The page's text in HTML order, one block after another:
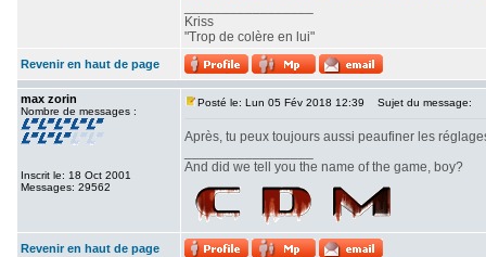
Kriss
"Trop de colère en lui"
Revenir en haut de page
max zorin
Nombre de messages :
Inscrit le: 18 Oct 2001
Messages: 29562
Posté le: Lun 05 Fév 2018 12:39 Sujet du message:
Après, tu peux toujours aussi peaufiner les
And did we tell you the name of the game, boy?
Revenir en haut de page